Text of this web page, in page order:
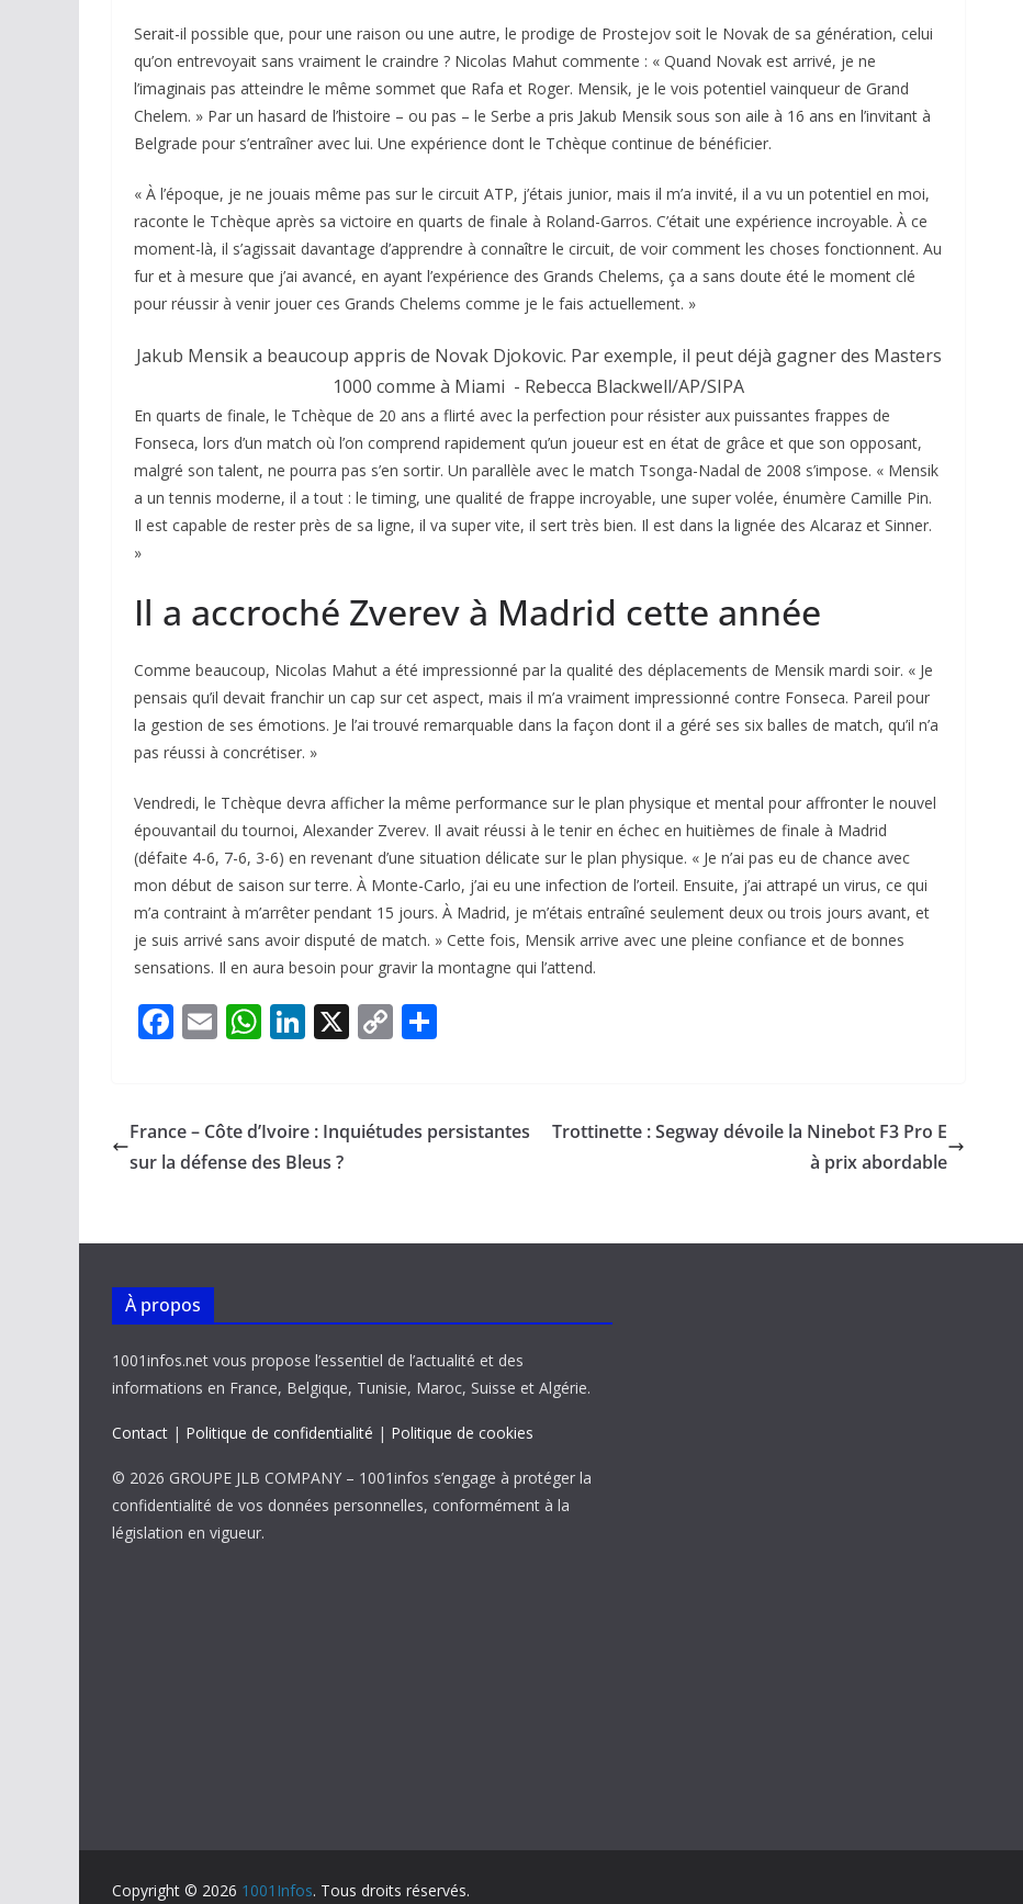
Serait-il possible que, pour une raison ou une autre, le prodige de Prostejov soit le Novak de sa génération, celui
qu’on entrevoyait sans vraiment le craindre ? Nicolas Mahut commente : « Quand Novak est arrivé, je ne
l’imaginais pas atteindre le même sommet que Rafa et Roger. Mensik, je le vois potentiel vainqueur de Grand
Chelem. » Par un hasard de l’histoire – ou pas – le Serbe a pris Jakub Mensik sous son aile à 16 ans en l’invitant à
Belgrade pour s’entraîner avec lui. Une expérience dont le Tchèque continue de bénéficier.
« À l’époque, je ne jouais même pas sur le circuit ATP, j’étais junior, mais il m’a invité, il a vu un potentiel en moi,
raconte le Tchèque après sa victoire en quarts de finale à Roland-Garros. C’était une expérience incroyable. À ce
moment-là, il s’agissait davantage d’apprendre à connaître le circuit, de voir comment les choses fonctionnent. Au
fur et à mesure que j’ai avancé, en ayant l’expérience des Grands Chelems, ça a sans doute été le moment clé
pour réussir à venir jouer ces Grands Chelems comme je le fais actuellement. »
Jakub Mensik a beaucoup appris de Novak Djokovic. Par exemple, il peut déjà gagner des Masters
1000 comme à Miami - Rebecca Blackwell/AP/SIPA
En quarts de finale, le Tchèque de 20 ans a flirté avec la perfection pour résister aux puissantes frappes de
Fonseca, lors d’un match où l’on comprend rapidement qu’un joueur est en état de grâce et que son opposant,
malgré son talent, ne pourra pas s’en sortir. Un parallèle avec le match Tsonga-Nadal de 2008 s’impose. « Mensik
a un tennis moderne, il a tout : le timing, une qualité de frappe incroyable, une super volée, énumère Camille Pin.
Il est capable de rester près de sa ligne, il va super vite, il sert très bien. Il est dans la lignée des Alcaraz et Sinner.
»
Il a accroché Zverev à Madrid cette année
Comme beaucoup, Nicolas Mahut a été impressionné par la qualité des déplacements de Mensik mardi soir. « Je
pensais qu’il devait franchir un cap sur cet aspect, mais il m’a vraiment impressionné contre Fonseca. Pareil pour
la gestion de ses émotions. Je l’ai trouvé remarquable dans la façon dont il a géré ses six balles de match, qu’il n’a
pas réussi à concrétiser. »
Vendredi, le Tchèque devra afficher la même performance sur le plan physique et mental pour affronter le nouvel
épouvantail du tournoi, Alexander Zverev. Il avait réussi à le tenir en échec en huitièmes de finale à Madrid
(défaite 4-6, 7-6, 3-6) en revenant d’une situation délicate sur le plan physique. « Je n’ai pas eu de chance avec
mon début de saison sur terre. À Monte-Carlo, j’ai eu une infection de l’orteil. Ensuite, j’ai attrapé un virus, ce qui
m’a contraint à m’arrêter pendant 15 jours. À Madrid, je m’étais entraîné seulement deux ou trois jours avant, et
je suis arrivé sans avoir disputé de match. » Cette fois, Mensik arrive avec une pleine confiance et de bonnes
sensations. Il en aura besoin pour gravir la montagne qui l’attend.
F
b
o
k
E
l
W
s
A
p
Li
e
dI
X C
y
k
g
France – Côte d’Ivoire : Inquiétudes persistantes
sur la défense des Bleus ?
Trottinette : Segway dévoile la Ninebot F3 Pro E
à prix abordable
À propos
1001infos.net vous propose l’essentiel de l’actualité et des
informations en France, Belgique, Tunisie, Maroc, Suisse et Algérie.
Contact | Politique de confidentialité | Politique de cookies
© 2026 GROUPE JLB COMPANY – 1001infos s’engage à protéger la
confidentialité de vos données personnelles, conformément à la
législation en vigueur.
Copyright © 2026 1001Infos. Tous droits réservés.